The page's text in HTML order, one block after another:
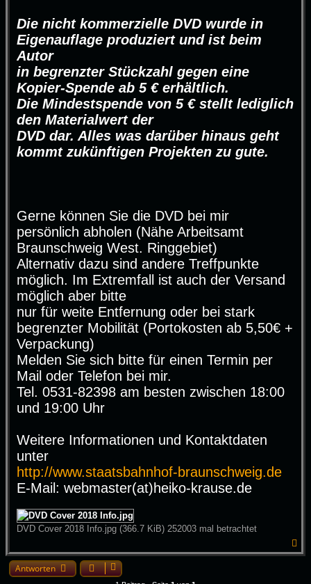
Die nicht kommerzielle DVD wurde in
Eigenauflage produziert und ist beim
Autor
in begrenzter Stückzahl gegen eine
Kopier-Spende ab 5 € erhältlich.
Die Mindestspende von 5 € stellt lediglich
den Materialwert der
DVD dar. Alles was darüber hinaus geht
kommt zukünftigen Projekten zu gute.
Gerne können Sie die DVD bei mir
persönlich abholen (Nähe Arbeitsamt
Braunschweig West. Ringgebiet)
Alternativ dazu sind andere Treffpunkte
möglich. Im Extremfall ist auch der Versand
möglich aber bitte
nur für weite Entfernung oder bei stark
begrenzter Mobilität (Portokosten ab 5,50€ +
Verpackung)
Melden Sie sich bitte für einen Termin per
Mail oder Telefon bei mir.
Tel. 0531-82398 am besten zwischen 18:00
und 19:00 Uhr
Weitere Informationen und Kontaktdaten
unter
http://www.staatsbahnhof-braunschweig.de
E-Mail: webmaster(at)heiko-krause.de
DVD Cover 2018 Info.jpg (366.7 KiB) 252003 mal betrachtet
a
Antworten